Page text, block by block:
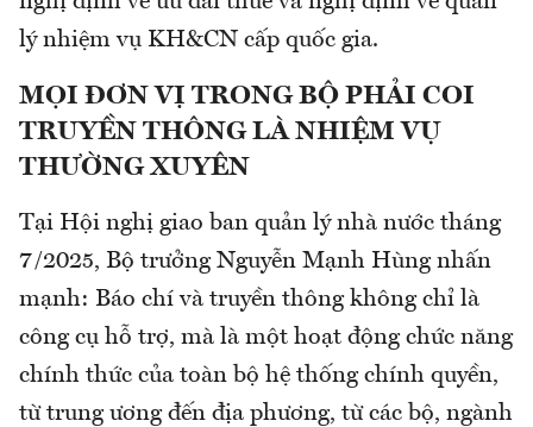
lý nhiệm vụ KH&CN cấp quốc gia.
MỌI ĐƠN VỊ TRONG BỘ PHẢI COI
TRUYỀN THÔNG LÀ NHIỆM VỤ
THƯỜNG XUYÊN
Tại Hội nghị giao ban quản lý nhà nước tháng
7/2025, Bộ trưởng Nguyễn Mạnh Hùng nhấn
mạnh: Báo chí và truyền thông không chỉ là
công cụ hỗ trợ, mà là một hoạt động chức năng
chính thức của toàn bộ hệ thống chính quyền,
từ trung ương đến địa phương, từ các bộ, ngành